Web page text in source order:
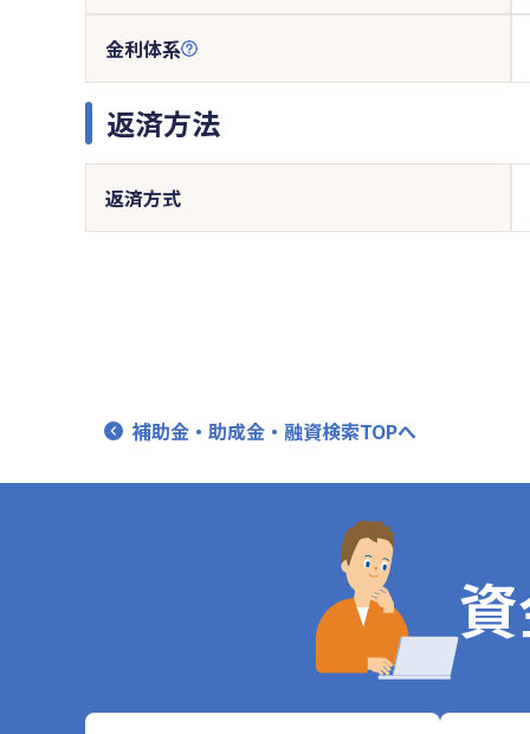
金利体系
返済方法
返済方式
補助金・助成金・融資検索TOPへ